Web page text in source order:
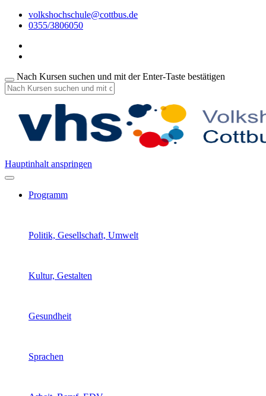
volkshochschule@cottbus.de
0355/3806050
Nach Kursen suchen und mit der Enter-Taste bestätigen
Hauptinhalt anspringen
Programm
Politik, Gesellschaft, Umwelt
Kultur, Gestalten
Gesundheit
Sprachen